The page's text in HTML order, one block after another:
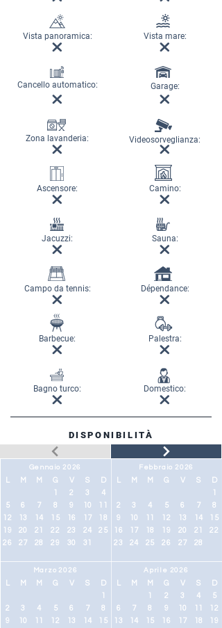
Vista panoramica:
Cancello automatico:
Zona lavanderia:
Ascensore:
Jacuzzi:
Campo da tennis:
Barbecue:
Bagno turco:
Vista mare:
Garage:
Videosorveglianza:
Camino:
Sauna:
Dépendance:
Palestra:
Domestico:
DISPONIBILITÀ
Gennaio 2026
M M G V S
D
1
2 3
4
5
6 7 8 9 10
11
12
13 14 15 16 17
18
19
20 21 22 23 24
25
26
27 28 29 30 31
Marzo 2026
M M G V S
D
1
2
3 4 5 6 7
8
9
10 11 12 13 14
15
Febbraio 2026
M M G V S
D
1
2
3 4 5 6 7
8
9
10 11 12 13 14
15
16
17 18 19 20 21
22
23
24 25 26 27 28
Aprile 2026
M M G V S
D
1
2 3 4
5
6
7 8 9 10 11
12
13
14 15 16 17 18
19